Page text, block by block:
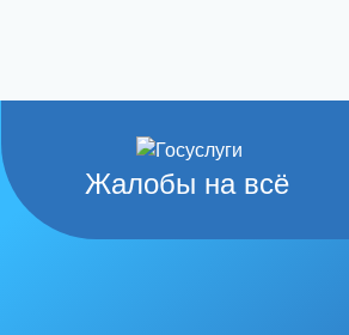
Жалобы на всё